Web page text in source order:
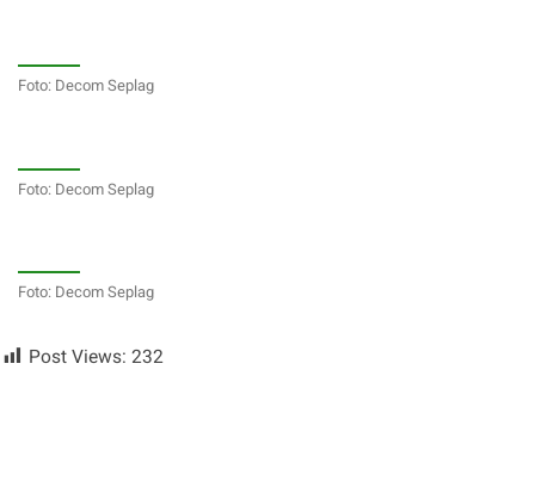
Foto: Decom Seplag
Foto: Decom Seplag
Foto: Decom Seplag
Post Views: 232